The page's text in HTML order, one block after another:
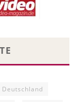
Deutschland